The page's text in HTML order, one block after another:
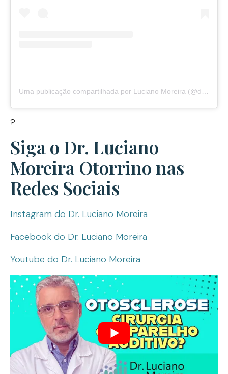
?
Siga o Dr. Luciano
Moreira Otorrino nas
Redes Sociais
Instagram do Dr. Luciano Moreira
Facebook do Dr. Luciano Moreira
Youtube do Dr. Luciano Moreira